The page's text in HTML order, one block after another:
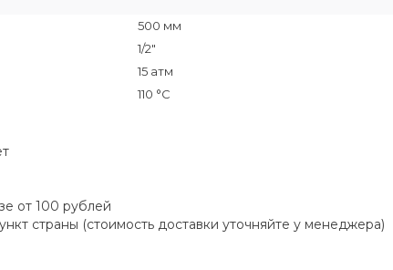
500 мм
1/2"
15 атм
110 °C
от 100 рублей
страны (стоимость доставки уточняйте у менеджера)